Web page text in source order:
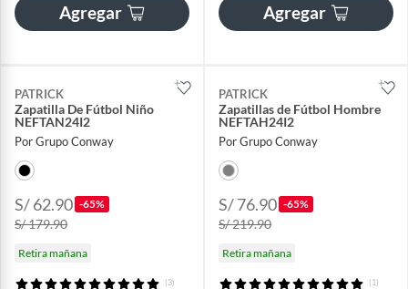
Agregar Agregar
PATRICK
Zapatilla De Fútbol Niño
NEFTAN24I2
Por Grupo Conway
S/ 62.90 -65%
S/ 179.90
Retira mañana
(3)
PATRICK
Zapatillas de Fútbol Hombre
NEFTAH24I2
Por Grupo Conway
S/ 76.90 -65%
S/ 219.90
Retira mañana
(1)